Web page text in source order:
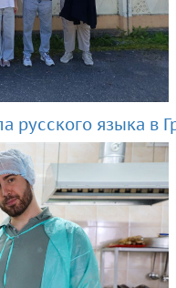
русского языка в